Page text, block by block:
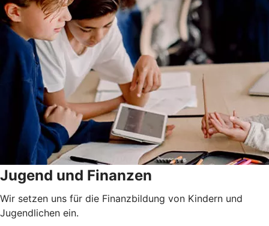
Jugend und Finanzen
Wir setzen uns für die Finanzbildung von Kindern und
Jugendlichen ein.